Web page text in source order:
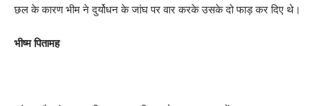
छल के कारण भीम ने दुर्योधन के जांघ पर वार करके उसके दो फाड़ कर दिए थे।
भीष्म पितामह